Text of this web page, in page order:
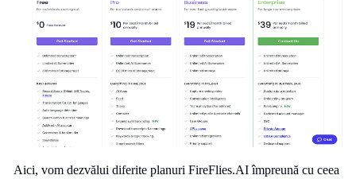
Aici, vom dezvălui diferite planuri FireFlies.AI împreună cu ceea